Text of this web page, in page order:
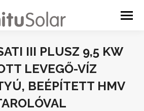
III PLUSZ 9,5 KW
LEVEGŐ-VÍZ
BEÉPÍTETT HMV